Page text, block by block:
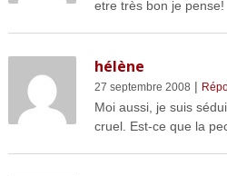
etre très bon je pense!
hélène
27 septembre 2008 |
Moi aussi, je suis
cruel. Est-ce que la